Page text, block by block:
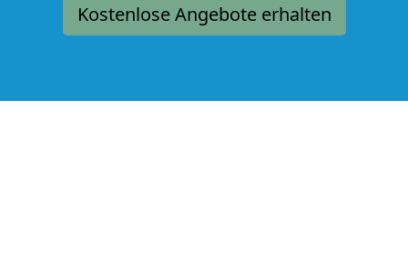
Kostenlose Angebote erhalten